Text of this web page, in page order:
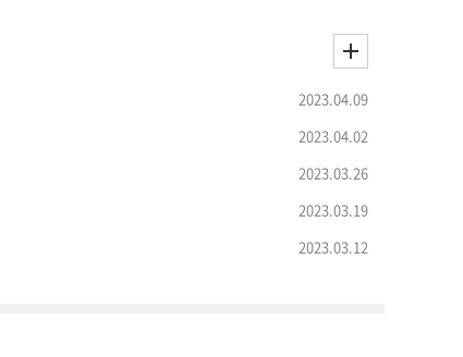
2023.04.09
2023.04.02
2023.03.26
2023.03.19
2023.03.12